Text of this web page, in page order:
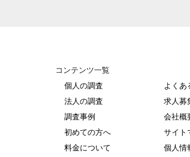
コンテンツ一覧
個人の調査
法人の調査
調査事例
初めての方へ
料金について
よくあ
求人募
会社概
サイト
個人情